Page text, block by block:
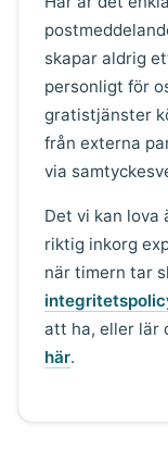
skapar aldrig
personligt för
gratistjänster
från externa
via
Det vi kan lova
riktig inkorg
när timern tar
att ha, eller lär
här.